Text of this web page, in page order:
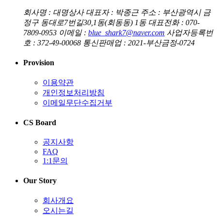
회사명 : 대명상사 대표자 : 박종근 주소 : 부산광역시 금
정구 동대로7번길30,1동(회동동) 1동 대표전화 : 070-
7809-0953 이메일 : blue_shark7@naver.com 사업자등록번
호 : 372-49-00068 통신판매업 : 2021-부산금정-0724
Provision
이용약관
개인정보처리방침
이메일무단수집거부
CS Board
공지사항
FAQ
1:1문의
Our Story
회사개요
오시는길